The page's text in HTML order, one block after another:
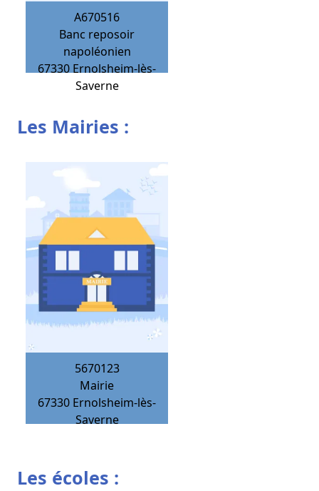
A670516
Banc reposoir
napoléonien
67330 Ernolsheim-lès-
Saverne
Les Mairies :
5670123
Mairie
67330 Ernolsheim-lès-
Saverne
Les écoles :